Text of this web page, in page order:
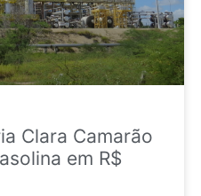
Clara Camarão
em R$